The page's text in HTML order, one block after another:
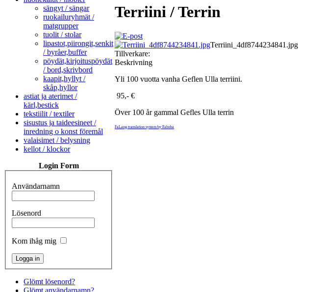
sängyt / sängar
ruokailuryhmät /
matgrupper
tuolit / stolar
lipastot,piirongit,senkit
/ byråer,buffer
pöydät,kirjoituspöydät
/ bord,skrivbord
kaapit,hyllyt /
skåp,hyllor
astiat ja aterimet /
kärl,bestick
tekstiilit / textiler
sisustus ja taideesineet /
inredning o konst föremål
valaisimet / belysning
kellot / klockor
Login Form
Användarnamn
Lösenord
Kom ihåg mig
Glömt lösenord?
Glömt användarnamn?
Terriini / Terrin
Terriini_4df8744234841.jpg
Tillverkare:
Beskrivning
Yli 100 vuotta vanha Geflen Ulla terriini.
95,- €
Över 100 år gammal Gefles Ulla terrin
FaLang translation system by Faboba